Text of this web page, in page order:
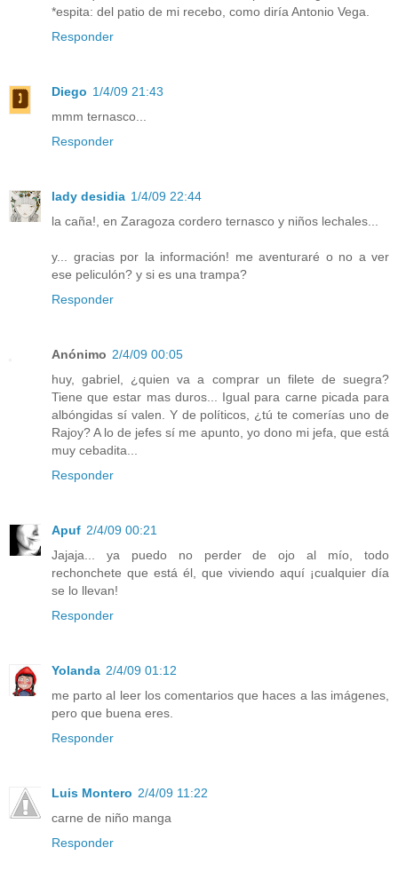
*espita: del patio de mi recebo, como diría Antonio Vega.
Responder
Diego 1/4/09 21:43
mmm ternasco...
Responder
lady desidia 1/4/09 22:44
la caña!, en Zaragoza cordero ternasco y niños lechales...
y... gracias por la información! me aventuraré o no a ver
ese peliculón? y si es una trampa?
Responder
Anónimo 2/4/09 00:05
huy, gabriel, ¿quien va a comprar un filete de suegra?
Tiene que estar mas duros... Igual para carne picada para
albóngidas sí valen. Y de políticos, ¿tú te comerías uno de
Rajoy? A lo de jefes sí me apunto, yo dono mi jefa, que está
muy cebadita...
Responder
Apuf 2/4/09 00:21
Jajaja... ya puedo no perder de ojo al mío, todo
rechonchete que está él, que viviendo aquí ¡cualquier día
se lo llevan!
Responder
Yolanda 2/4/09 01:12
me parto al leer los comentarios que haces a las imágenes,
pero que buena eres.
Responder
Luis Montero 2/4/09 11:22
carne de niño manga
Responder